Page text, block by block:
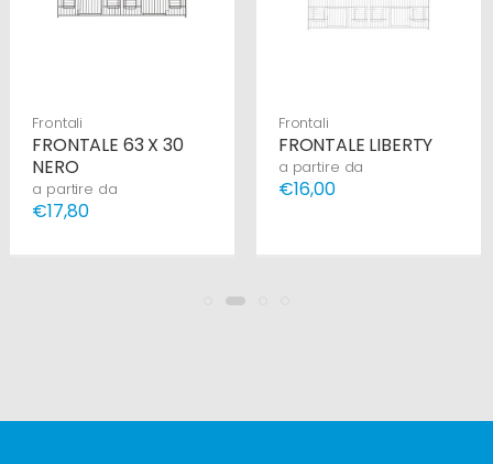
Frontali
FRONTALE 63 X 30
NERO
a partire da
€17,80
Frontali
FRONTALE LIBERTY
a partire da
€16,00